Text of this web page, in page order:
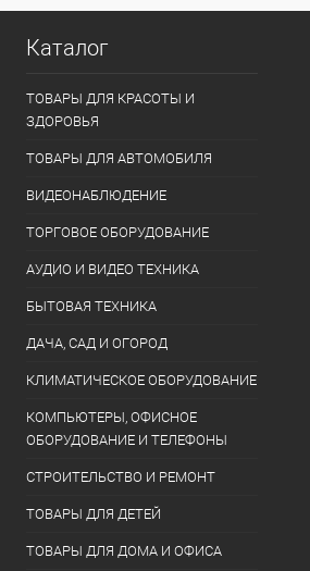
Каталог
ТОВАРЫ ДЛЯ КРАСОТЫ И
ЗДОРОВЬЯ
ТОВАРЫ ДЛЯ АВТОМОБИЛЯ
ВИДЕОНАБЛЮДЕНИЕ
ТОРГОВОЕ ОБОРУДОВАНИЕ
АУДИО И ВИДЕО ТЕХНИКА
БЫТОВАЯ ТЕХНИКА
ДАЧА, САД И ОГОРОД
КЛИМАТИЧЕСКОЕ ОБОРУДОВАНИЕ
КОМПЬЮТЕРЫ, ОФИСНОЕ
ОБОРУДОВАНИЕ И ТЕЛЕФОНЫ
СТРОИТЕЛЬСТВО И РЕМОНТ
ТОВАРЫ ДЛЯ ДЕТЕЙ
ТОВАРЫ ДЛЯ ДОМА И ОФИСА